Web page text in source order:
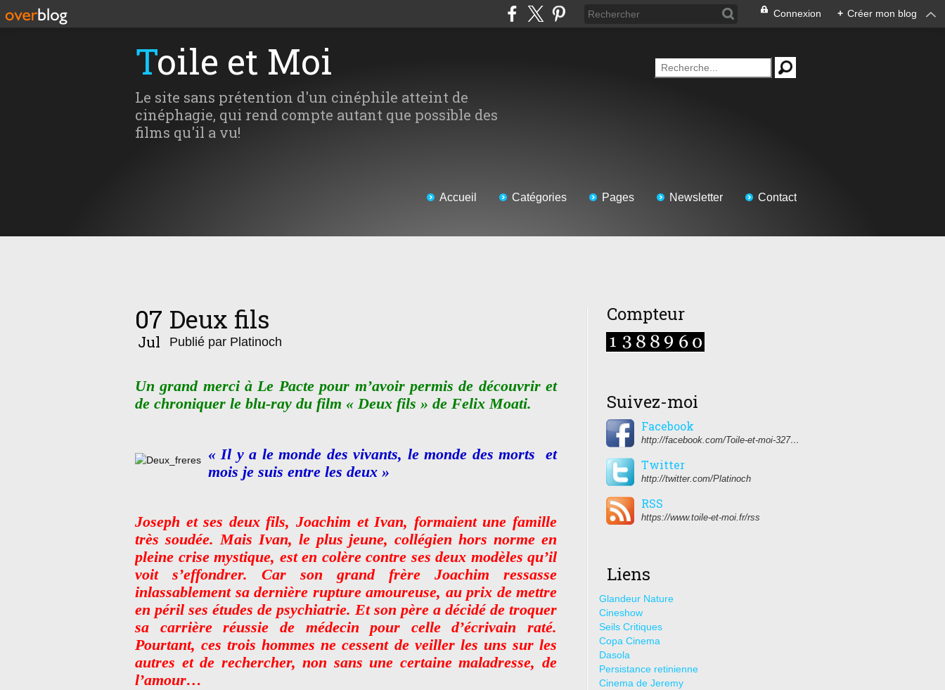
Connexion + Créer mon blog
Toile et Moi
Le site sans prétention d'un cinéphile atteint de
cinéphagie, qui rend compte autant que possible des
films qu'il a vu!
Accueil Catégories Pages Newsletter Contact
07
Jul
Deux fils
Publié par Platinoch
Un grand merci à Le Pacte pour m’avoir permis de découvrir et
de chroniquer le blu-ray du film « Deux fils » de Felix Moati.
« Il y a le monde des vivants, le monde des morts et
mois je suis entre les deux »
Joseph et ses deux fils, Joachim et Ivan, formaient une famille
très soudée. Mais Ivan, le plus jeune, collégien hors norme en
pleine crise mystique, est en colère contre ses deux modèles qu’il
voit s’effondrer. Car son grand frère Joachim ressasse
inlassablement sa dernière rupture amoureuse, au prix de mettre
en péril ses études de psychiatrie. Et son père a décidé de troquer
sa carrière réussie de médecin pour celle d’écrivain raté.
Pourtant, ces trois hommes ne cessent de veiller les uns sur les
autres et de rechercher, non sans une certaine maladresse, de
l’amour…
Compteur
Suivez-moi
Facebook
http://facebook.com/Toile-et-moi-327459350627274/
Twitter
http://twitter.com/Platinoch
RSS
https://www.toile-et-moi.fr/rss
Liens
Glandeur Nature
Cineshow
Seils Critiques
Copa Cinema
Dasola
Persistance retinienne
Cinema de Jeremy